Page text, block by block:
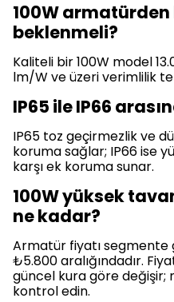
100W
beklenmeli?
Kaliteli bir 100W model
lm/W ve üzeri verimlilik
IP65 ile IP66
IP65 toz geçirmezlik ve
koruma sağlar; IP66 ise
karşı ek koruma sunar.
100W yüksek
ne kadar?
Armatür fiyatı segmente
₺5.800 aralığındadır.
güncel kura göre değişir;
kontrol edin.